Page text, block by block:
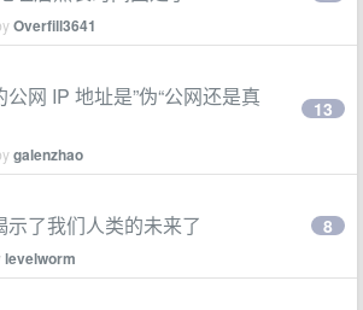
Overfill3641
网 IP 地址是”伪“公网还是真
galenzhao
13
了我们人类的未来了
levelworm
8